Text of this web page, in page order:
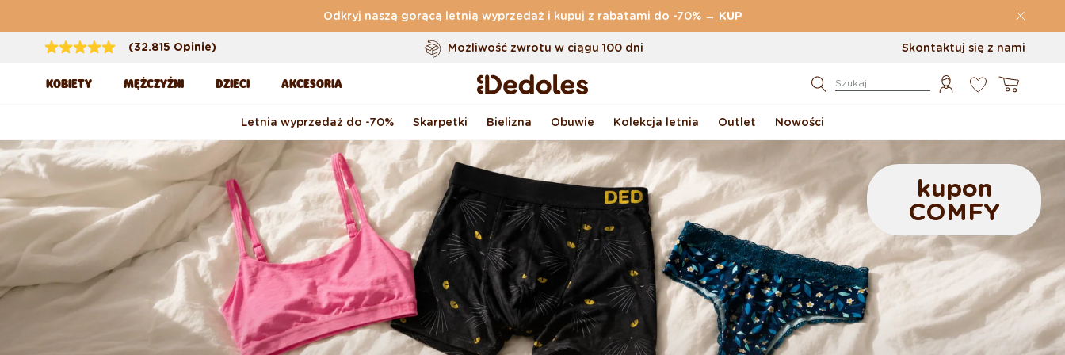
Odkryj naszą gorącą letnią wyprzedaż i kupuj z rabatami do -70% → KUP
(32.815 Opinie)
Darmowa dostawa zamówień o wartości powyżej169 zł
Możliwość zwrotu w ciągu 100 dni
Oryginalne wzornictwo stworzone przez nas
Skontaktuj się z nami
KOBIETY MĘŻCZYŹNI DZIECI AKCESORIA Szukaj Koszyk
Letnia wyprzedaż do -70% Skarpetki Bielizna Obuwie Kolekcja letnia Outlet Nowości
kupon
COMFY